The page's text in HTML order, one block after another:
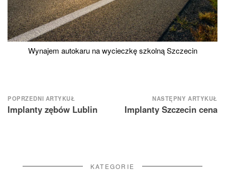
Wynajem autokaru na wycieczkę szkolną Szczecin
Nawigacja
wpisu
POPRZEDNI ARTYKUŁ
Implanty zębów Lublin
NASTĘPNY ARTYKUŁ
Implanty Szczecin cena
KATEGORIE